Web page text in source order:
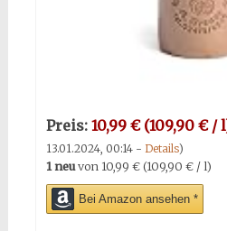
Preis: 10,99 € (109,90 € /
13.01.2024, 00:14 - Details)
1 neuvon 10,99 € (109,90 € / l)
Bei Amazon ansehen *